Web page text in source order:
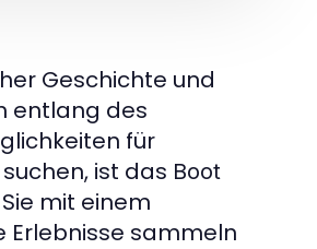
Geschichte und
entlang des
für
ist das Boot
mit einem
Erlebnisse sammeln